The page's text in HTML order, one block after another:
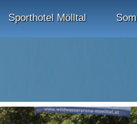
Sporthotel Mölltal